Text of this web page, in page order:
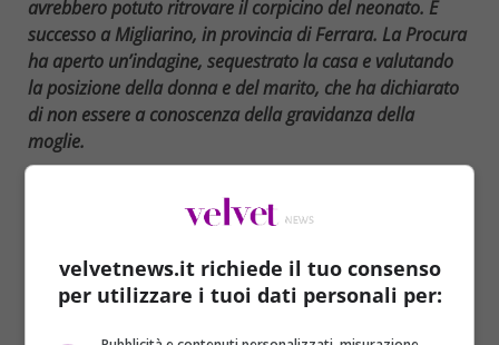
avrebbero potuto ritrovare il corpicino del neonato. È
successo a Migliarino, in provincia di Ferrara. La Procura
ha aperto un’indagine, sequestrato la casa e valutando
la posizione della donna e del marito, che ha dichiarato
di non essere a conoscenza della gravidanza della
moglie.
neonato all’interno del freezer e si è recata in
prima. I medici, però, si sono accorti che la donna, 40
anni, aveva potuto avere un aborto o un parto
velvetnews.it richiede il tuo consenso
per utilizzare i tuoi dati personali per: